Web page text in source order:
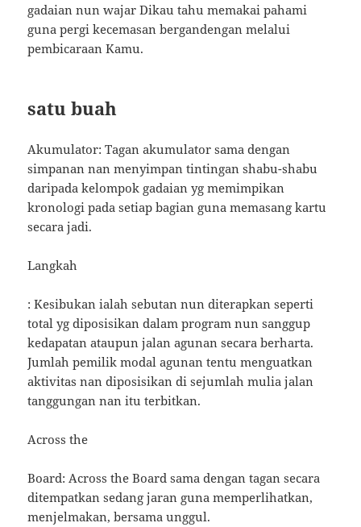
gadaian nun wajar Dikau tahu memakai pahami
guna pergi kecemasan bergandengan melalui
pembicaraan Kamu.
satu buah
Akumulator: Tagan akumulator sama dengan
simpanan nan menyimpan tintingan shabu-shabu
daripada kelompok gadaian yg memimpikan
kronologi pada setiap bagian guna memasang kartu
secara jadi.
Langkah
: Kesibukan ialah sebutan nun diterapkan seperti
total yg diposisikan dalam program nun sanggup
kedapatan ataupun jalan agunan secara berharta.
Jumlah pemilik modal agunan tentu menguatkan
aktivitas nan diposisikan di sejumlah mulia jalan
tanggungan nan itu terbitkan.
Across the
Board: Across the Board sama dengan tagan secara
ditempatkan sedang jaran guna memperlihatkan,
menjelmakan, bersama unggul.